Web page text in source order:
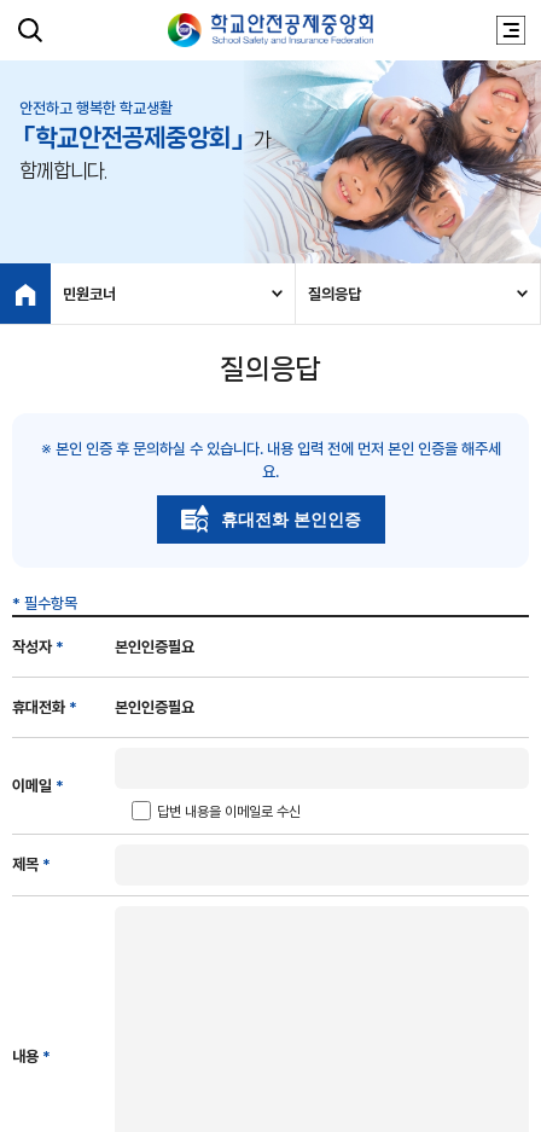
안전하고 행복한 학교생활
「학교안전공제중앙회」
가
함께합니다.
민원코너 질의응답
질의응답
※ 본인 인증 후 문의하실 수 있습니다. 내용 입력 전에 먼저 본인 인증을 해주세
요.
휴대전화 본인인증
* 필수항목
작성자 * 본인인증필요
휴대전화 * 본인인증필요
이메일 *
답변 내용을 이메일로 수신
제목 *
내용 *